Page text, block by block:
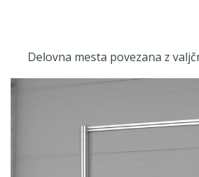
Delovna mesta povezana z